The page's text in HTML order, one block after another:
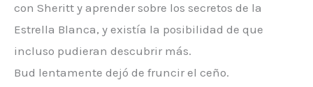
con Sheritt y aprender sobre los secretos de la
Estrella Blanca, y existía la posibilidad de que
incluso pudieran descubrir más.
Bud lentamente dejó de fruncir el ceño.